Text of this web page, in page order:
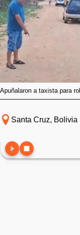
Apuñalaron a taxista para
Santa Cruz, Bolivia